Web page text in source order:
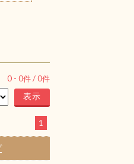
0 - 0件 /0件
1